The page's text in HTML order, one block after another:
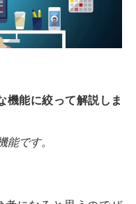
機能に絞って解説しま
です。